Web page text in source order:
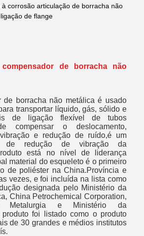
à corrosão articulação de borracha não
de flange
de borracha não
de borracha não metálica é usado
transportar líquido, gás, sólido e
de ligação flexível de tubos
compensar o deslocamento,
e redução de ruído,é um
de redução de vibração da
está no nível de liderança
material do esqueleto é o primeiro
de poliéster na China.Província e
vezes, e foi incluída na lista como
designada pelo Ministério da
China Petrochemical Corporation,
Metalurgia e Ministério da
produto foi listado como o produto
de 30 grandes e médios institutos